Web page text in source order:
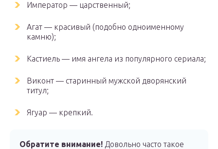
Император — царственный;
Агат — красивый (подобно одноименному
камню);
Кастиель — имя ангела из популярного сериала;
Виконт — старинный мужской дворянский
титул;
Ягуар — крепкий.
Обратите внимание! Довольно часто такое